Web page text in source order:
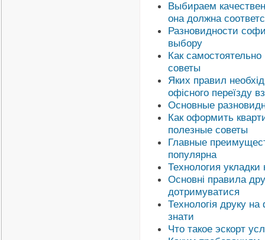
Выбираем
она должна
Разновидности
выбору
Как
советы
Яких правил
офісного переїзду
Основные
Как оформить
полезные советы
Главные
популярна
Технология
Основні правила
дотримуватися
Технологія друку
знати
Что такое эскорт